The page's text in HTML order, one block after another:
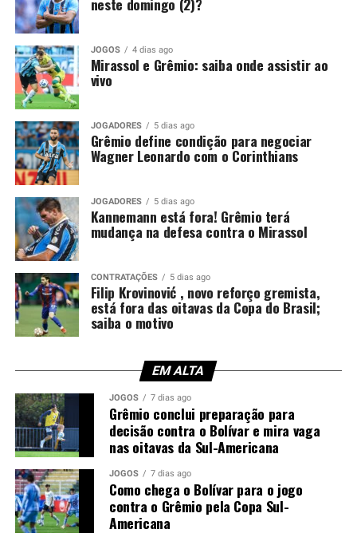
proposta de compra que atenda às suas exigências
financeiras.
Você precisa ver também:Kannemann está fora!
Grêmio terá mudança na defesa contra o Mirassol
Grêmio mantém decisão para
liberar Wagner Leonardo
Recentemente, o Vitória também tentou viabilizar o
retorno de Wagner Leonardo. O clube baiano buscou
uma composição financeira, inclusive por conta de uma
pendência envolvendo a negociação realizada em 2025.
Na ocasião, o Grêmio desembolsou 4,5 milhões de
dólares, cerca de R$ 25,1 milhões, para contratar o
zagueiro. Apesar das conversas, as partes não chegaram
Enquanto isso, o Corinthians enfrenta dificuldades para
reforçar a defesa. Mesmo com autorização para
contratar atletas, o clube sofre duas punições de
transfer ban e, neste momento, não pode inscrever
novos jogadores nas competições.
Tricolor também busca um zagueiro
canhoto
JOGOS 4 dias ago
Mirassol e Grêmio: saiba onde assistir ao
vivo
JOGADORES 5 dias ago
Grêmio define condição para negociar
Wagner Leonardo com o Corinthians
JOGADORES 5 dias ago
Kannemann está fora! Grêmio terá
mudança na defesa contra o Mirassol
CONTRATAÇÕES 5 dias ago
Filip Krovinović , novo reforço gremista,
está fora das oitavas da Copa do Brasil;
saiba o motivo
EM ALTA
JOGOS 7 dias ago
Grêmio conclui preparação para
decisão contra o Bolívar e mira vaga
nas oitavas da Sul-Americana
JOGOS 7 dias ago
Como chega o Bolívar para o jogo
contra o Grêmio pela Copa Sul-
Americana